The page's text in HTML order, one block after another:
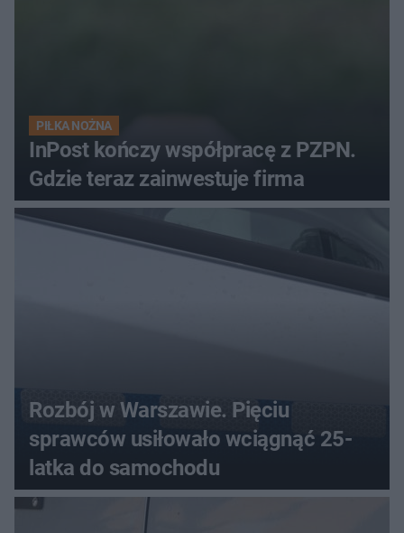
PIŁKA NOŻNA
InPost kończy współpracę z PZPN.
Gdzie teraz zainwestuje firma
Rozbój w Warszawie. Pięciu
sprawców usiłowało wciągnąć 25-
latka do samochodu